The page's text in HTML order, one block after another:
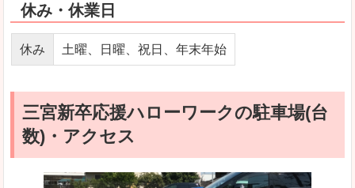
休み・休業日
休み 土曜、日曜、祝日、年末年始
三宮新卒応援ハローワークの駐車場(台
数)・アクセス